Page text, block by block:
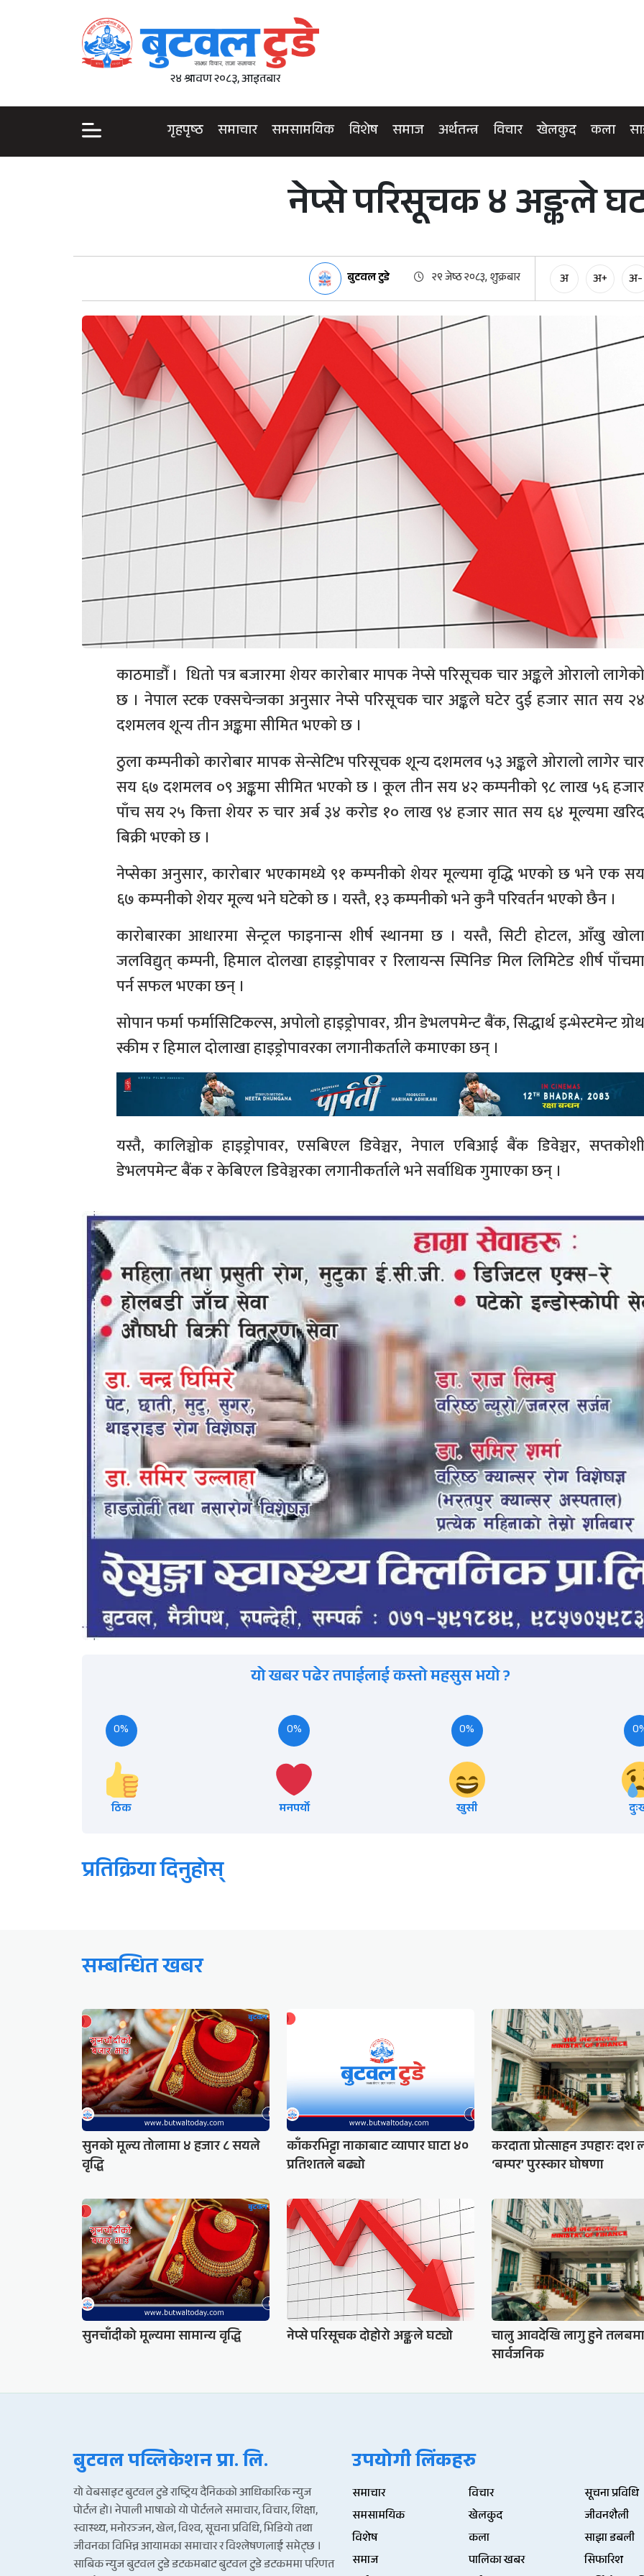
२४ श्रावण २०८३, आइतबार
गृहपृष्ठ समाचार समसामयिक विशेष समाज अर्थतन्त्र विचार खेलकुद कला
नेप्से परिसूचक ४ अङ्कले
बुटवल टुडे २९ जेष्ठ २०८३, शुक्रबार अ अ+ अ-
काठमाडौँ । धितो पत्र बजारमा शेयर कारोबार मापक नेप्से परिसूचक चार अङ्कले ओरालो लागेको
छ । नेपाल स्टक एक्सचेन्जका अनुसार नेप्से परिसूचक चार अङ्कले घटेर दुई हजार सात सय २४
दशमलव शून्य तीन अङ्कमा सीमित भएको छ ।
ठुला कम्पनीको कारोबार मापक सेन्सेटिभ परिसूचक शून्य दशमलव ५३ अङ्कले ओरालो लागेर चार
सय ६७ दशमलव ०९ अङ्कमा सीमित भएको छ । कूल तीन सय ४२ कम्पनीको ९८ लाख ५६ हजार
पाँच सय २५ कित्ता शेयर रु चार अर्ब ३४ करोड १० लाख ९४ हजार सात सय ६४ मूल्यमा खरिद
बिक्री भएको छ ।
नेप्सेका अनुसार, कारोबार भएकामध्ये ९१ कम्पनीको शेयर मूल्यमा वृद्धि भएको छ भने एक सय
६७ कम्पनीको शेयर मूल्य भने घटेको छ । यस्तै, १३ कम्पनीको भने कुनै परिवर्तन भएको छैन ।
कारोबारका आधारमा सेन्ट्रल फाइनान्स शीर्ष स्थानमा छ । यस्तै, सिटी होटल, आँखु खोला
जलविद्युत् कम्पनी, हिमाल दोलखा हाइड्रोपावर र रिलायन्स स्पिनिङ मिल लिमिटेड शीर्ष पाँचमा
पर्न सफल भएका छन् ।
सोपान फर्मा फर्मासिटिकल्स, अपोलो हाइड्रोपावर, ग्रीन डेभलपमेन्ट बैंक, सिद्धार्थ इन्भेस्टमेन्ट ग्रोथ
स्कीम र हिमाल दोलाखा हाइड्रोपावरका लगानीकर्ताले कमाएका छन् ।
यस्तै, कालिञ्चोक हाइड्रोपावर, एसबिएल डिवेञ्चर, नेपाल एबिआई बैंक डिवेञ्चर, सप्तकोशी
डेभलपमेन्ट बैंक र केबिएल डिवेञ्चरका लगानीकर्ताले भने सर्वाधिक गुमाएका छन् ।
यो खबर पढेर तपाईलाई कस्तो महसुस भयो ?
0%
ठिक
0%
मनपर्यो
0%
खुसी
प्रतिक्रिया दिनुहोस्
सम्बन्धित खबर
सुनको मूल्य तोलामा ४ हजार ८ सयले
वृद्धि
काँकरभिट्टा नाकाबाट व्यापार घाटा ४०
प्रतिशतले बढ्यो
करदाता प्रोत्साहन उपहारः
‘बम्पर’ पुरस्कार घोषणा
सुनचाँदीको मूल्यमा सामान्य वृद्धि नेप्से परिसूचक दोहोरो अङ्कले घट्यो
चालु आवदेखि लागु हुने
सार्वजनिक
बुटवल पव्लिकेशन प्रा. लि.
यो वेबसाइट बुटवल टुडे राष्ट्रिय दैनिकको आधिकारिक न्युज
पोर्टल हो। नेपाली भाषाको यो पोर्टलले समाचार, विचार, शिक्षा,
स्वास्थ्य, मनोरञ्जन, खेल, विश्व, सूचना प्रविधि, भिडियो तथा
जीवनका विभिन्न आयामका समाचार र विश्लेषणलाई समेट्छ ।
साबिक न्युज बुटवल टुडे डटकमबाट बुटवल टुडे डटकममा परिणत
उपयोगी लिंकहरु
समाचार
समसामयिक
विशेष
समाज
विचार
खेलकुद
कला
पालिका खबर
सूचना प्रविधि
जीवनशैली
साझा डबली
सिफारिश